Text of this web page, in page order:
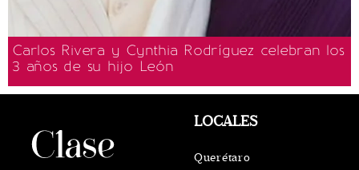
Carlos Rivera y Cynthia Rodríguez celebran los
3 años de su hijo León
LOCALES
Querétaro